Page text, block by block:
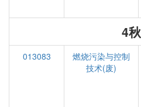
4秋
013083
燃烧污染与控制
技术(废)